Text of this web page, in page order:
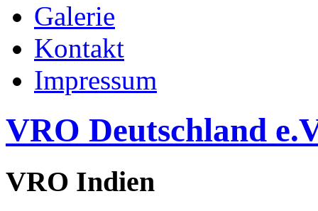
Galerie
Kontakt
Impressum
VRO Deutschland
VRO Indien